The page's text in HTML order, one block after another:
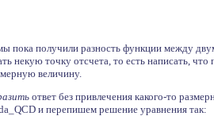
пока получили разность функции между
некую точку отсчета, то есть написать, что
величину.
ответ без привлечения какого-то
и перепишем решение уравнения так: